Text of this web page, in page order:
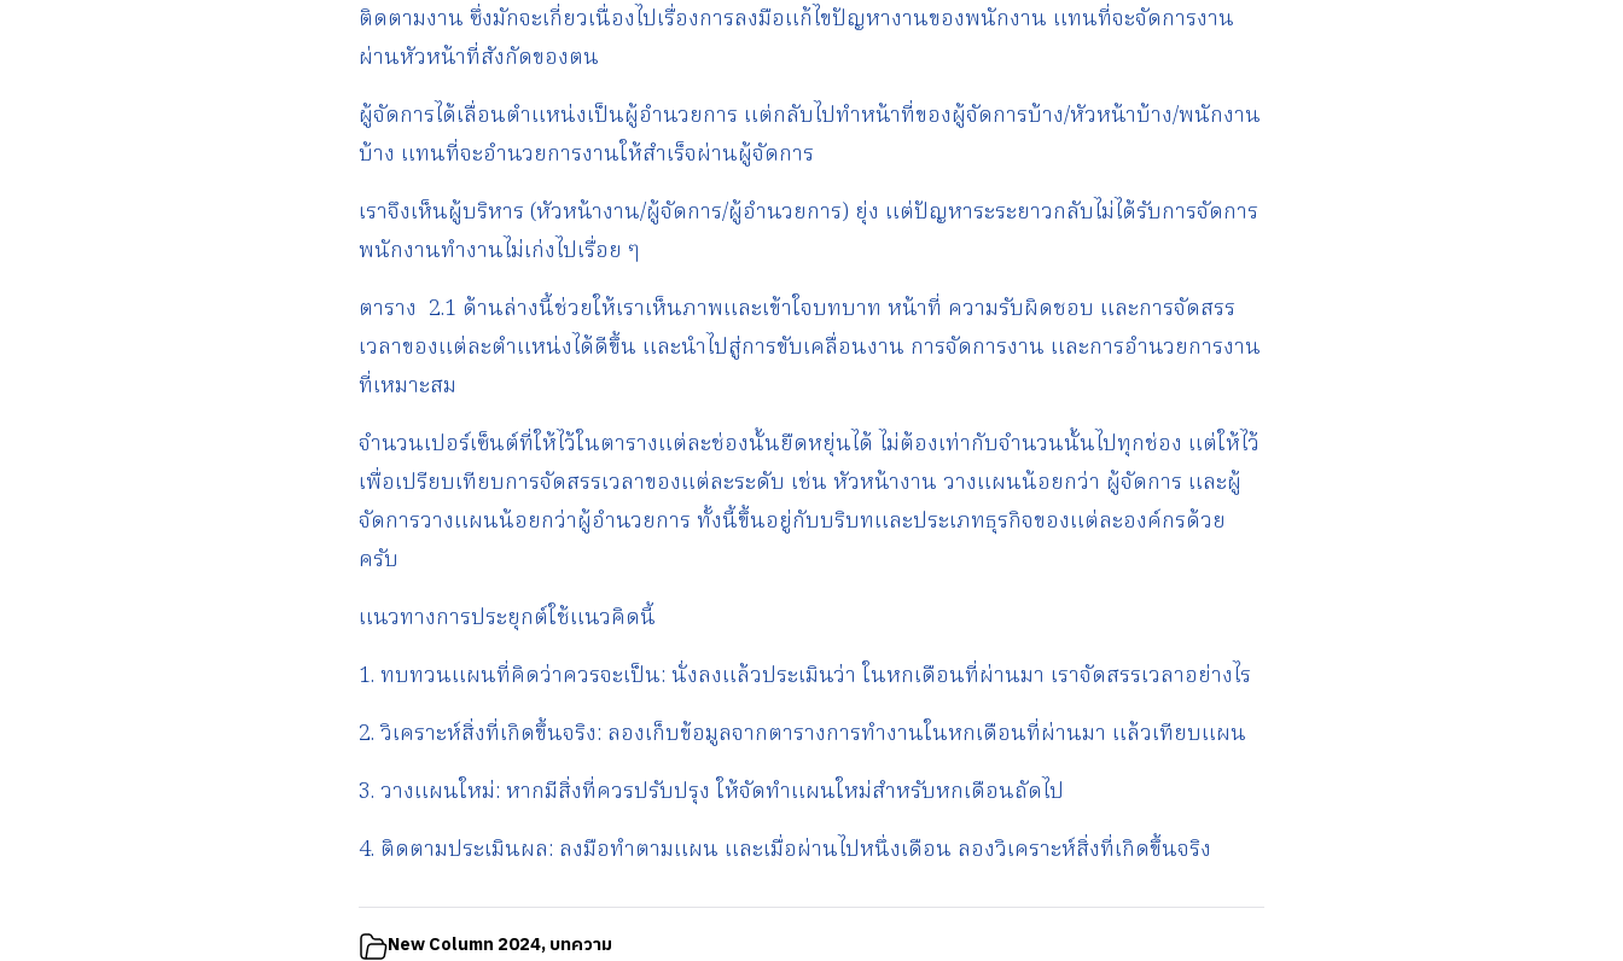
ติดตามงาน ซึ่งมักจะเกี่ยวเนื่องไปเรื่องการลงมือแก้ไขปัญหางานของพนักงาน แทนที่จะจัดการงาน
ผ่านหัวหน้าที่สังกัดของตน
ผู้จัดการได้เลื่อนตำแหน่งเป็นผู้อำนวยการ แต่กลับไปทำหน้าที่ของผู้จัดการบ้าง/หัวหน้าบ้าง/พนักงาน
บ้าง แทนที่จะอำนวยการงานให้สำเร็จผ่านผู้จัดการ
เราจึงเห็นผู้บริหาร (หัวหน้างาน/ผู้จัดการ/ผู้อำนวยการ) ยุ่ง แต่ปัญหาระระยาวกลับไม่ได้รับการจัดการ
พนักงานทำงานไม่เก่งไปเรื่อย ๆ
ตาราง 2.1 ด้านล่างนี้ช่วยให้เราเห็นภาพและเข้าใจบทบาท หน้าที่ ความรับผิดชอบ และการจัดสรร
เวลาของแต่ละตำแหน่งได้ดีขึ้น และนำไปสู่การขับเคลื่อนงาน การจัดการงาน และการอำนวยการงาน
ที่เหมาะสม
จำนวนเปอร์เซ็นต์ที่ให้ไว้ในตารางแต่ละช่องนั้นยืดหยุ่นได้ ไม่ต้องเท่ากับจำนวนนั้นไปทุกช่อง แต่ให้ไว้
เพื่อเปรียบเทียบการจัดสรรเวลาของแต่ละระดับ เช่น หัวหน้างาน วางแผนน้อยกว่า ผู้จัดการ และผู้
จัดการวางแผนน้อยกว่าผู้อำนวยการ ทั้งนี้ขึ้นอยู่กับบริบทและประเภทธุรกิจของแต่ละองค์กรด้วย
ครับ
แนวทางการประยุกต์ใช้แนวคิดนี้
1. ทบทวนแผนที่คิดว่าควรจะเป็น: นั่งลงแล้วประเมินว่า ในหกเดือนที่ผ่านมา เราจัดสรรเวลาอย่างไร
2. วิเคราะห์สิ่งที่เกิดขึ้นจริง: ลองเก็บข้อมูลจากตารางการทำงานในหกเดือนที่ผ่านมา แล้วเทียบแผน
3. วางแผนใหม่: หากมีสิ่งที่ควรปรับปรุง ให้จัดทำแผนใหม่สำหรับหกเดือนถัดไป
4. ติดตามประเมินผล: ลงมือทำตามแผน และเมื่อผ่านไปหนึ่งเดือน ลองวิเคราะห์สิ่งที่เกิดขึ้นจริง
New Column 2024,บทความ